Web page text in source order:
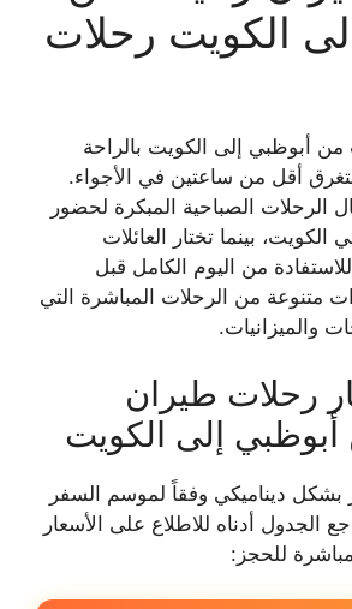
الكويت رحلات
من أبوظبي إلى الكويت بالراحة
أقل من ساعتين في الأجواء.
الرحلات الصباحية المبكرة لحضور
بينما تختار العائلات
من اليوم الكامل قبل
متنوعة من الرحلات المباشرة التي
والميزانيات.
رحلات طيران
إلى الكويت
بشكل ديناميكي وفقاً لموسم السفر
الجدول أدناه للاطلاع على الأسعار
للحجز: